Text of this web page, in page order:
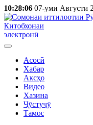
10:28:06 07-уми Августи
Китобхонаи
электронӣ
Асосӣ
Хабар
Аксҳо
Видео
Хазина
Ҷӯстуҷӯ
Тамос